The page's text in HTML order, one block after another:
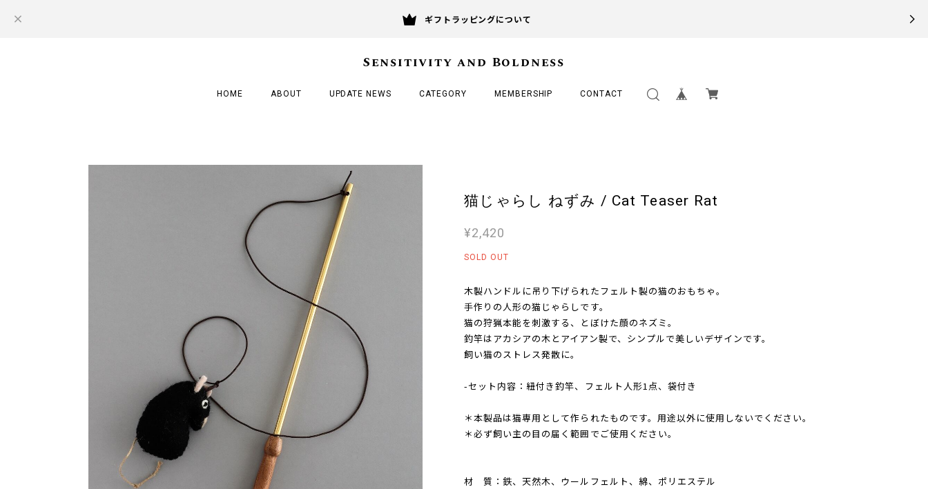
ギフトラッピングについて
Sensitivity and Boldness
HOME ABOUT UPDATE NEWS CATEGORY MEMBERSHIP CONTACT
猫じゃらし ねずみ / Cat Teaser Rat
¥2,420
SOLD OUT
木製ハンドルに吊り下げられたフェルト製の猫のおもちゃ。
手作りの人形の猫じゃらしです。
猫の狩猟本能を刺激する、とぼけた顔のネズミ。
釣竿はアカシアの木とアイアン製で、シンプルで美しいデザインです。
飼い猫のストレス発散に。
-セット内容：紐付き釣竿、フェルト人形1点、袋付き
＊本製品は猫専用として作られたものです。用途以外に使用しないでください。
＊必ず飼い主の目の届く範囲でご使用ください。
材 質：鉄、天然木、ウールフェルト、綿、ポリエステル